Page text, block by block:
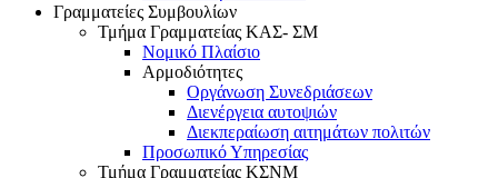
Γραμματείες Συμβουλίων
Τμήμα Γραμματείας ΚΑΣ- ΣΜ
Νομικό Πλαίσιο
Αρμοδιότητες
Οργάνωση Συνεδριάσεων
Διενέργεια αυτοψιών
Διεκπεραίωση αιτημάτων πολιτών
Προσωπικό Υπηρεσίας
Τμήμα Γραμματείας ΚΣΝΜ